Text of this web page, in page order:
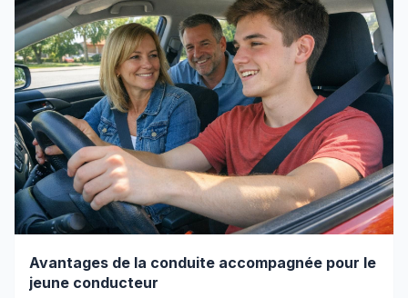
Avantages de la conduite accompagnée pour le
jeune conducteur